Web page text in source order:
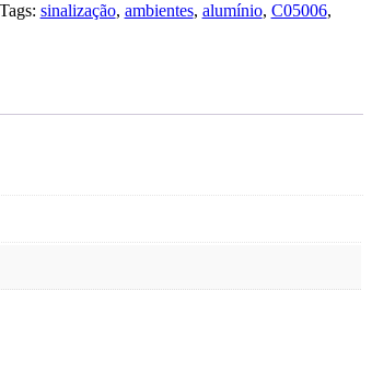
Tags: sinalização, ambientes, alumínio, C05006,